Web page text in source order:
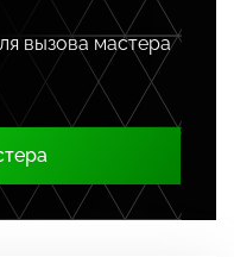
вызова мастера